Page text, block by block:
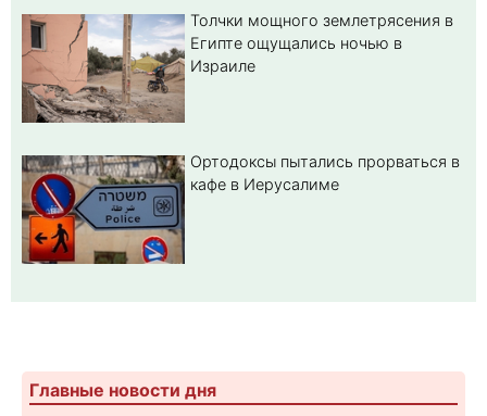
Толчки мощного землетрясения в
Египте ощущались ночью в
Израиле
Ортодоксы пытались прорваться в
кафе в Иерусалиме
Главные новости дня